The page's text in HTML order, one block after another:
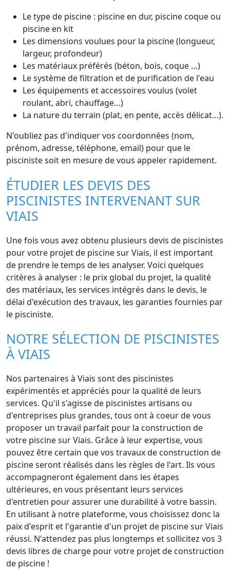
Le type de piscine : piscine en dur, piscine coque ou
piscine en kit
Les dimensions voulues pour la piscine (longueur,
largeur, profondeur)
Les matériaux préférés (béton, bois, coque …)
Le système de filtration et de purification de l'eau
Les équipements et accessoires voulus (volet
roulant, abri, chauffage…)
La nature du terrain (plat, en pente, accès délicat…).
N'oubliez pas d'indiquer vos coordonnées (nom,
prénom, adresse, téléphone, email) pour que le
pisciniste soit en mesure de vous appeler rapidement.
ÉTUDIER LES DEVIS DES
PISCINISTES INTERVENANT SUR
VIAIS
Une fois vous avez obtenu plusieurs devis de piscinistes
pour votre projet de piscine sur Viais, il est important
de prendre le temps de les analyser. Voici quelques
critères à analyser : le prix global du projet, la qualité
des matériaux, les services intégrés dans le devis, le
délai d'exécution des travaux, les garanties fournies par
le pisciniste.
NOTRE SÉLECTION DE PISCINISTES
À VIAIS
Nos partenaires à Viais sont des piscinistes
expérimentés et appréciés pour la qualité de leurs
services. Qu'il s'agisse de piscinistes artisans ou
d'entreprises plus grandes, tous ont à coeur de vous
proposer un travail parfait pour la construction de
votre piscine sur Viais. Grâce à leur expertise, vous
pouvez être certain que vos travaux de construction de
piscine seront réalisés dans les règles de l'art. Ils vous
accompagneront également dans les étapes
ultérieures, en vous présentant leurs services
d'entretien pour assurer une durabilité à votre bassin.
En utilisant à notre plateforme, vous choisissez donc la
paix d'esprit et l'garantie d'un projet de piscine sur Viais
réussi. N'attendez pas plus longtemps et sollicitez vos 3
devis libres de charge pour votre projet de construction
de piscine !